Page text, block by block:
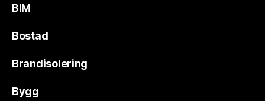
BIM
Bostad
Brandisolering
Bygg